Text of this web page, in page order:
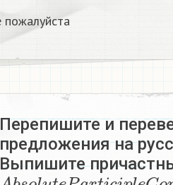
пожалуйста
Перепишите и
предложения на
Выпишите
AbsoluteParticipleCo